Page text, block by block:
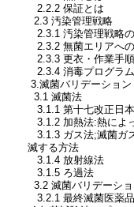
2.2.2 保証とは
2.3 汚染管理戦略
2.3.1 汚染管理戦略
2.3.2 無菌エリアへ
2.3.3 更衣・作業手
2.3.4 消毒プログラム
3.滅菌バリデーション
3.1 滅菌法
3.1.1 第十七改正日
3.1.2 加熱法:熱によ
3.1.3 ガス法;滅菌ガ
滅する方法
3.1.4 放射線法
3.1.5 ろ過法
3.2 滅菌バリデーシ
3.2.1 最終滅菌医薬